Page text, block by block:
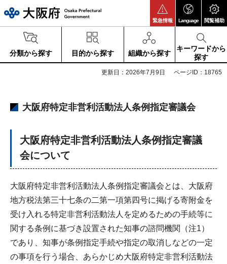
緊急情報 Language 閲覧補助
分類から探す 目的から探す 組織から探す
キーワードから
探す
更新日：2026年7月9日 ページID：18765
大阪府特定非営利活動法人条例指定審議会
大阪府特定非営利活動法人条例指定審議
会について
大阪府特定非営利活動法人条例指定審議会とは、大阪府
地方税法第三十七条の二第一項第四号に掲げる寄附金を
受け入れる特定非営利活動法人を定めるための手続等に
関する条例に基づき設置された知事の諮問機関（注1）
であり、知事が条例指定手続や指定の取消しなどの一定
の事項を行う場合、あらかじめ大阪府特定非営利活動法